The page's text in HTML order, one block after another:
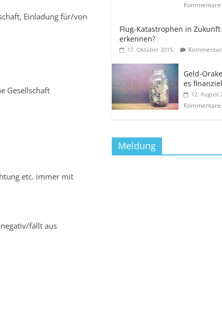
Einladung für/von
Gesellschaft
etc. immer mit
fällt aus
Flug-Katastrophen in
erkennen?
17. Oktober 2015
Geld-
es
12. August
Meldung